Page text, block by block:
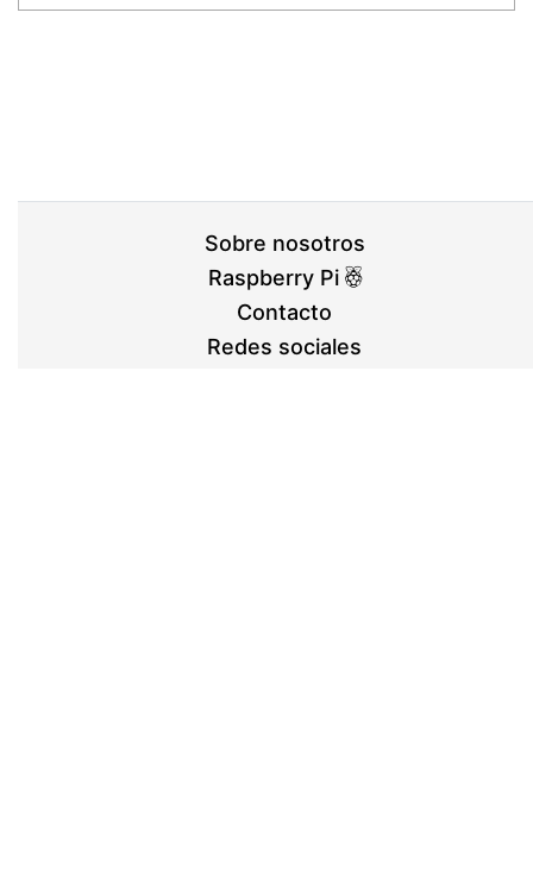
Sobre nosotros
Raspberry Pi
Contacto
Redes sociales